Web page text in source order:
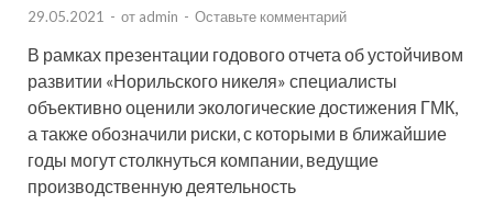
29.05.2021 - от admin - Оставьте комментарий
В рамках презентации годового отчета об устойчивом
развитии «Норильского никеля» специалисты
объективно оценили экологические достижения ГМК,
а также обозначили риски, с которыми в ближайшие
годы могут столкнуться компании, ведущие
производственную деятельность